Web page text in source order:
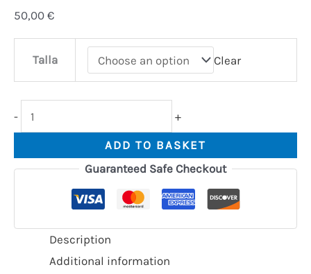
50,00 €
Talla Clear
- +
ADD TO BASKET
Guaranteed Safe Checkout
Description
Additional information